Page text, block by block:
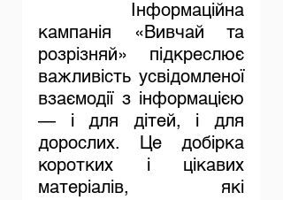
кампанія «Вивчай та
розрізняй» підкреслює
важливість усвідомленої
взаємодії з інформацією
— і для дітей, і для
дорослих. Це добірка
коротких і цікавих
матеріалів, які